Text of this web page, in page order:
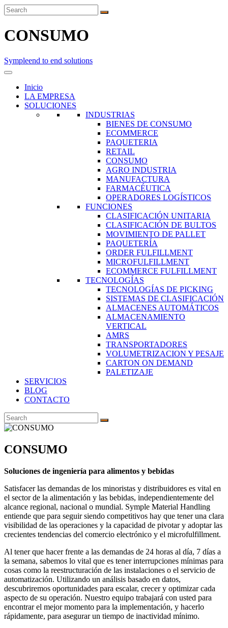
CONSUMO
Sympleend to end solutions
Inicio
LA EMPRESA
SOLUCIONES
INDUSTRIAS
BIENES DE CONSUMO
ECOMMERCE
PAQUETERIA
RETAIL
CONSUMO
AGRO INDUSTRIA
MANUFACTURA
FARMACÉUTICA
OPERADORES LOGÍSTICOS
FUNCIONES
CLASIFICACIÓN UNITARIA
CLASIFICACIÓN DE BULTOS
MOVIMIENTO DE PALLET
PAQUETERÍA
ORDER FULFILLMENT
MICROFULFILLMENT
ECOMMERCE FULFILLMENT
TECNOLOGÍAS
TECNOLOGÍAS DE PICKING
SISTEMAS DE CLASIFICACIÓN
ALMACENES AUTOMÁTICOS
ALMACENAMIENTO
VERTICAL
AMRS
TRANSPORTADORES
VOLUMETRIZACION Y PESAJE
CARTON ON DEMAND
PALETIZAJE
SERVICIOS
BLOG
CONTACTO
CONSUMO
Soluciones de ingeniería para alimentos y bebidas
Satisfacer las demandas de los minoristas y distribuidores es vital en
el sector de la alimentación y las bebidas, independientemente del
alcance regional, nacional o mundial. Symple Material Handling
entiende que para seguir siendo competitivos hay que tener una clara
visibilidad de las operaciones y la capacidad de pivotar y adoptar las
crecientes tendencias del comercio electrónico y el microfulfillment.
Al tener que hacer frente a las demandas de 24 horas al día, 7 días a
la semana, sabemos lo vital que es tener interrupciones mínimas para
cosas como la reestructuración de las instalaciones o el servicio de
automatización. Utilizando un análisis basado en datos,
descubriremos oportunidades para escalar, crecer y optimizar cada
aspecto de su operación. Nuestro equipo trabajará con usted para
encontrar el mejor momento para la implementación, y hacerlo
rápidamente, para asegurar un tiempo de inactividad mínimo.